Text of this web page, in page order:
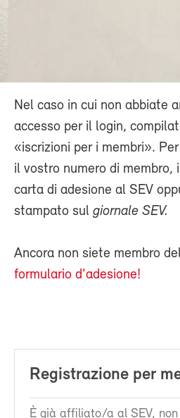
Nel caso in cui non abbiate
accesso per il login,
«iscrizioni per i membri».
il vostro numero di membro,
carta di adesione al SEV
stampato sul giornale SEV.
Ancora non siete membro
formulario d'adesione!
Registrazione per
È già affiliato/a al SEV,